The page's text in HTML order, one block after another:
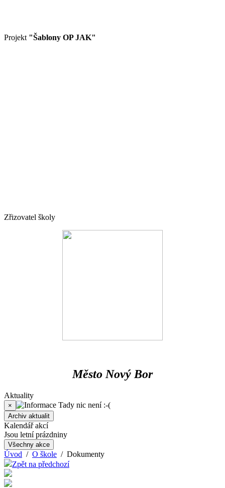
Projekt "Šablony OP JAK"
Zřizovatel školy
Město Nový Bor
Aktuality
× Tady nic není :-(
Archiv aktualit
Kalendář akcí
Jsou letní prázdniny
Všechny akce
Úvod / O škole / Dokumenty
Zpět na předchozí